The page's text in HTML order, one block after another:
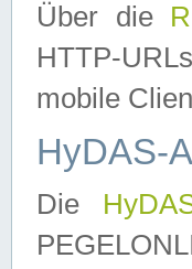
Über die
HTTP-
mobile
HyDAS-
Die